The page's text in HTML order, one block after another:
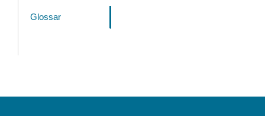
Glossar